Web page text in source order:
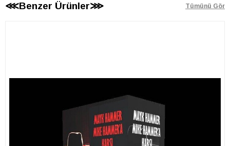
⋘Benzer Ürünler⋙ Tümünü Gör